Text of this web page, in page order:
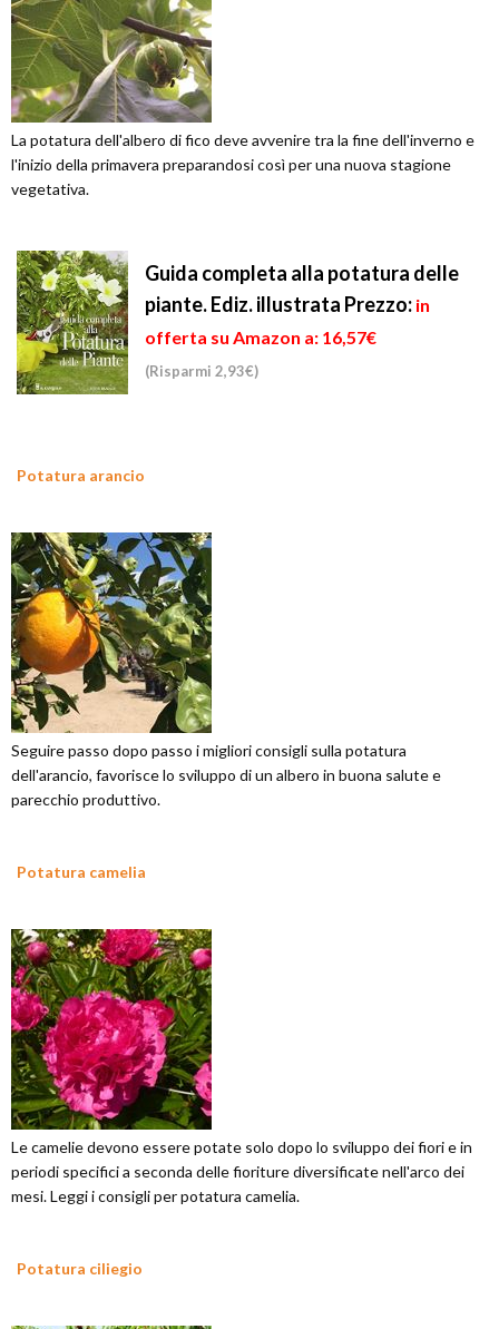
La potatura dell'albero di fico deve avvenire tra la fine dell'inverno e
l'inizio della primavera preparandosi così per una nuova stagione
vegetativa.
Guida completa alla potatura delle
piante. Ediz. illustrata Prezzo: in
offerta su Amazon a: 16,57€
(Risparmi 2,93€)
Potatura arancio
Seguire passo dopo passo i migliori consigli sulla potatura
dell'arancio, favorisce lo sviluppo di un albero in buona salute e
parecchio produttivo.
Potatura camelia
Le camelie devono essere potate solo dopo lo sviluppo dei fiori e in
periodi specifici a seconda delle fioriture diversificate nell'arco dei
mesi. Leggi i consigli per potatura camelia.
Potatura ciliegio